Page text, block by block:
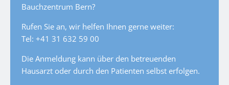
Bauchzentrum Bern?
Rufen Sie an, wir helfen Ihnen gerne weiter:
Tel: +41 31 632 59 00
Die Anmeldung kann über den betreuenden
Hausarzt oder durch den Patienten selbst erfolgen.